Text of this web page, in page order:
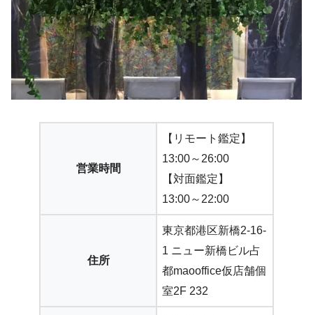
営業時間
【リモート鑑定】
13:00～26:00
【対面鑑定】
13:00～22:00
住所
東京都港区新橋2-16-
1 ニュー新橋ビル占
都maooffice仮店舗個
室2F 232